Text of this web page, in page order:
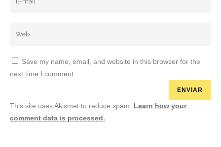
Save my name, email, and website in this browser for the
next time I comment.
This site uses Akismet to reduce spam. Learn how your
comment data is processed.